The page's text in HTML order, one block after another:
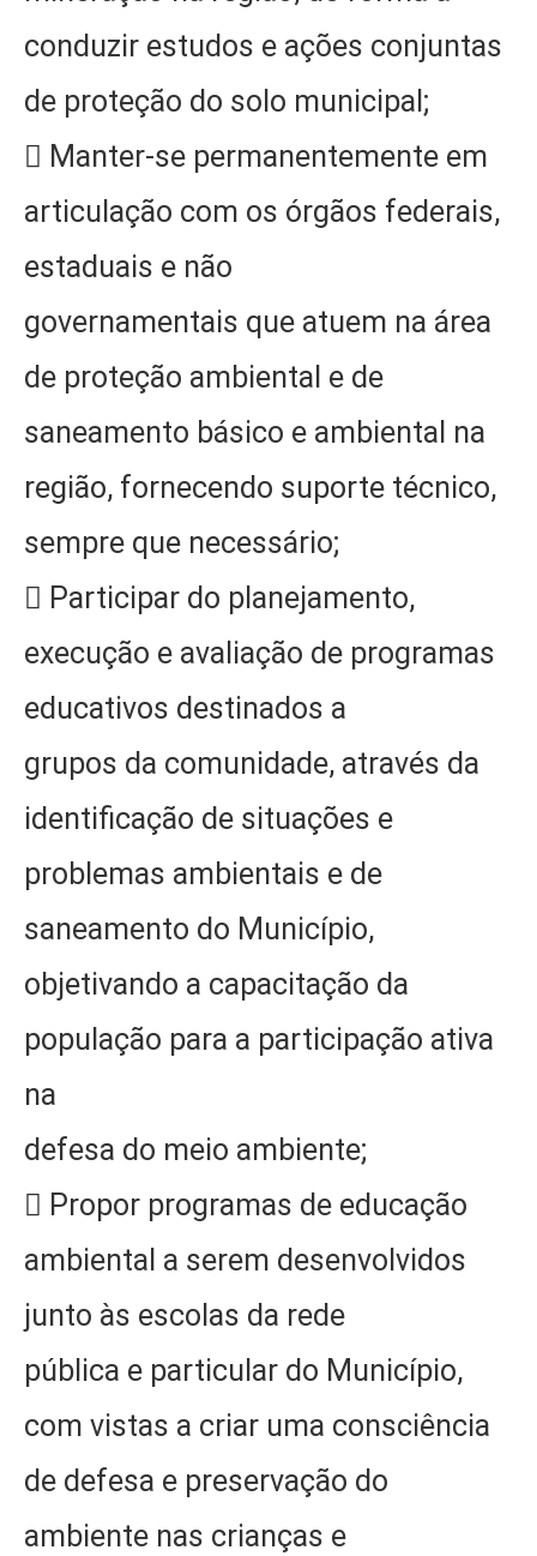
conduzir estudos e ações conjuntas
de proteção do solo municipal;
 Manter-se permanentemente em
articulação com os órgãos federais,
estaduais e não
governamentais que atuem na área
de proteção ambiental e de
saneamento básico e ambiental na
região, fornecendo suporte técnico,
sempre que necessário;
 Participar do planejamento,
execução e avaliação de programas
educativos destinados a
grupos da comunidade, através da
identificação de situações e
problemas ambientais e de
saneamento do Município,
objetivando a capacitação da
população para a participação ativa
na
defesa do meio ambiente;
 Propor programas de educação
ambiental a serem desenvolvidos
junto às escolas da rede
pública e particular do Município,
com vistas a criar uma consciência
de defesa e preservação do
ambiente nas crianças e